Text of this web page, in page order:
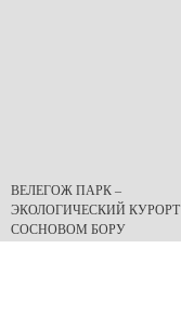
ВЕЛЕГОЖ ПАРК –
ЭКОЛОГИЧЕСКИЙ
СОСНОВОМ БОРУ